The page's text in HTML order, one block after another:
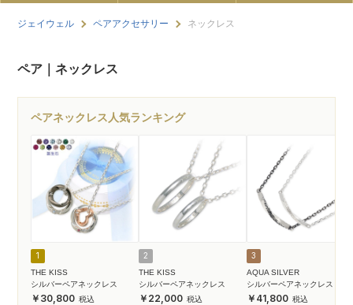
ジェイウェル ペアアクセサリー ネックレス
ペア｜ネックレス
ペアネックレス人気ランキング
1
THE KISS
シルバーペアネックレス
30,800
2
THE KISS
シルバーペアネックレス
22,000
3
AQUA SILVER
シルバーペアネックレス
41,800